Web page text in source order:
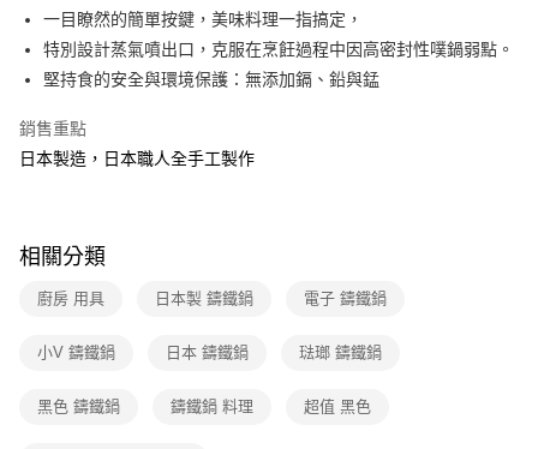
運送方式
宅配
付款後門市自取
一目瞭然的簡單按鍵，美味料理一指搞定，
特別設計蒸氣噴出口，克服在烹飪過程中因高密封性噗鍋弱點。
堅持食的安全與環境保護：無添加鎘、鉛與錳
銷售重點
日本製造，日本職人全手工製作
相關分類
廚房 用具 日本製 鑄鐵鍋 電子 鑄鐵鍋
小V 鑄鐵鍋 日本 鑄鐵鍋 琺瑯 鑄鐵鍋
黑色 鑄鐵鍋 鑄鐵鍋 料理 超值 黑色